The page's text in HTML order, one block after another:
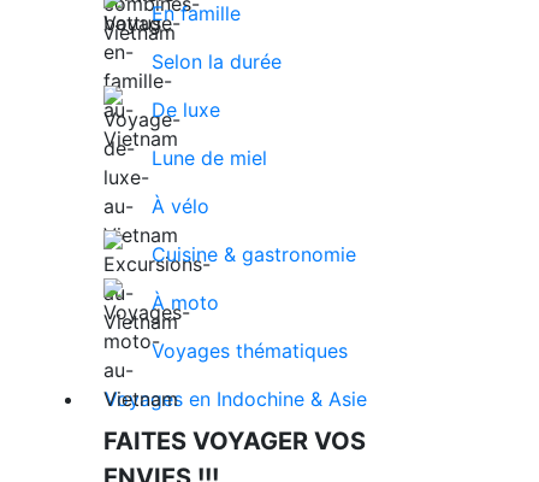
En famille
Selon la durée
De luxe
Lune de miel
À vélo
Cuisine & gastronomie
À moto
Voyages thématiques
Voyages en Indochine & Asie
FAITES VOYAGER VOS